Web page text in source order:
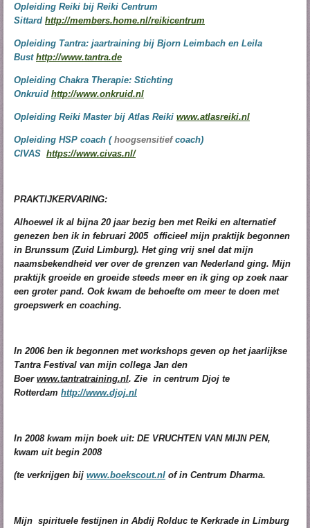
Opleiding Reiki bij Reiki Centrum
Sittard http://members.home.nl/reikicentrum
Opleiding Tantra: jaartraining bij Bjorn Leimbach en Leila
Bust http://www.tantra.de
Opleiding Chakra Therapie: Stichting
Onkruid http://www.onkruid.nl
Opleiding Reiki Master bij Atlas Reiki www.atlasreiki.nl
Opleiding HSP coach (hoogsensitiefcoach)
CIVAS https://www.civas.nl/
PRAKTIJKERVARING:
Alhoewel ik al bijna 20 jaar bezig ben met Reiki en alternatief
genezen ben ik in februari 2005 officieel mijn praktijk begonnen
in Brunssum (Zuid Limburg). Het ging vrij snel dat mijn
naamsbekendheid ver over de grenzen van Nederland ging. Mijn
praktijk groeide en groeide steeds meer en ik ging op zoek naar
een groter pand. Ook kwam de behoefte om meer te doen met
groepswerk en coaching.
In 2006 ben ik begonnen met workshops geven op het jaarlijkse
Tantra Festival van mijn collega Jan den
Boer www.tantratraining.nl. Zie in centrum Djoj te
Rotterdam http://www.djoj.nl
In 2008 kwam mijn boek uit: DE VRUCHTEN VAN MIJN PEN,
kwam uit begin 2008
(te verkrijgen bij www.boekscout.nl of in Centrum Dharma.
Mijn spirituele festijnen in Abdij Rolduc te Kerkrade in Limburg